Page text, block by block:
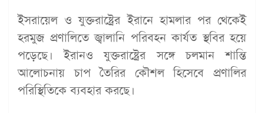
ইসরায়েল ও যুক্তরাষ্ট্রের ইরানে হামলার পর থেকেই
হরমুজ প্রণালিতে জ্বালানি পরিবহন কার্যত স্থবির হয়ে
পড়েছে। ইরানও যুক্তরাষ্ট্রের সঙ্গে চলমান শান্তি
আলোচনায় চাপ তৈরির কৌশল হিসেবে প্রণালির
পরিস্থিতিকে ব্যবহার করছে।